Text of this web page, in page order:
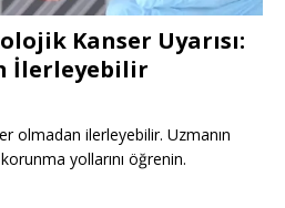
Kanser Uyarısı:
İlerleyebilir
olmadan ilerleyebilir. Uzmanın
yollarını öğrenin.